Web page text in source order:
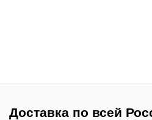
Доставка по всей